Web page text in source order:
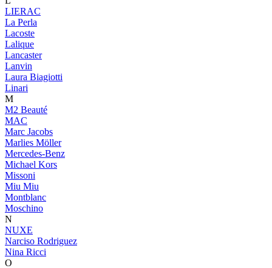
LIERAC
La Perla
Lacoste
Lalique
Lancaster
Lanvin
Laura Biagiotti
Linari
M
M2 Beauté
MAC
Marc Jacobs
Marlies Möller
Mercedes-Benz
Michael Kors
Missoni
Miu Miu
Montblanc
Moschino
N
NUXE
Narciso Rodriguez
Nina Ricci
O